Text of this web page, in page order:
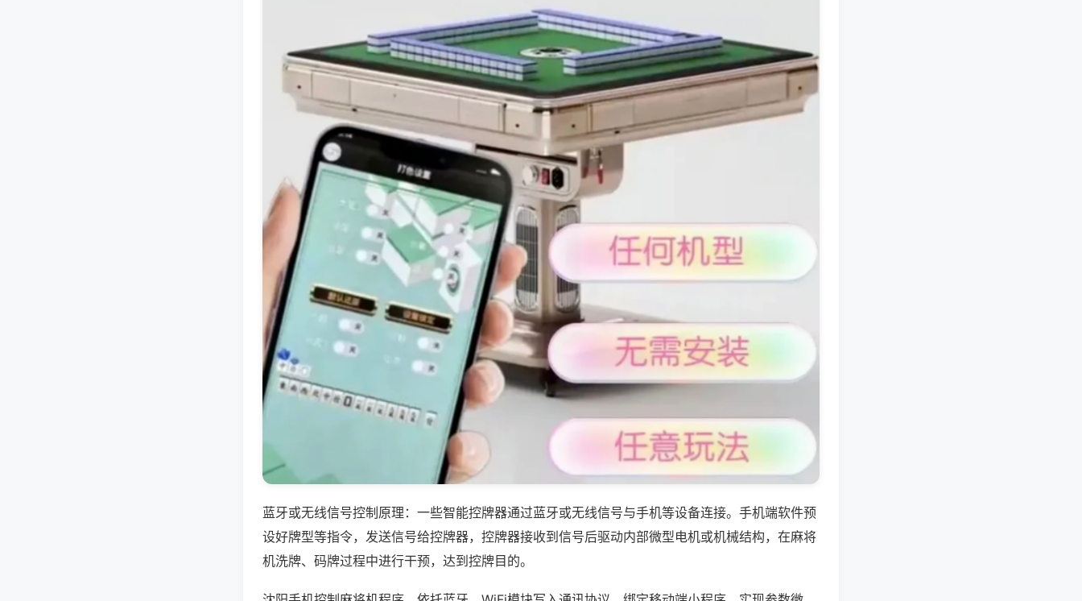
蓝牙或无线信号控制原理：一些智能控牌器通过蓝牙或无线信号与手机等设备连接。手机端软件预
设好牌型等指令，发送信号给控牌器，控牌器接收到信号后驱动内部微型电机或机械结构，在麻将
机洗牌、码牌过程中进行干预，达到控牌目的。